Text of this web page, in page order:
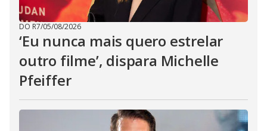
DO R7/05/08/2026
‘Eu nunca mais quero estrelar
outro filme’, dispara Michelle
Pfeiffer